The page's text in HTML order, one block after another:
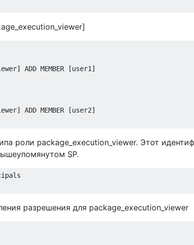
] ADD MEMBER [user1 ]
] ADD MEMBER [user2]
роли package_execution_viewer. Этот
SP.
разрешения для package_execution_viewer